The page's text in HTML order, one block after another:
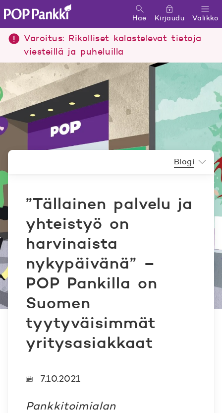
POP Pankki, etusivulle
Valikko
Hae Kirjaudu
Varoitus: Rikolliset kalastelevat tietoja
viesteillä ja puheluilla
”Tällainen palvelu ja
yhteistyö on
harvinaista
nykypäivänä” –
POP Pankilla on
Suomen
tyytyväisimmät
yritysasiakkaat
Blogi
7.10.2021
Pankkitoimialan